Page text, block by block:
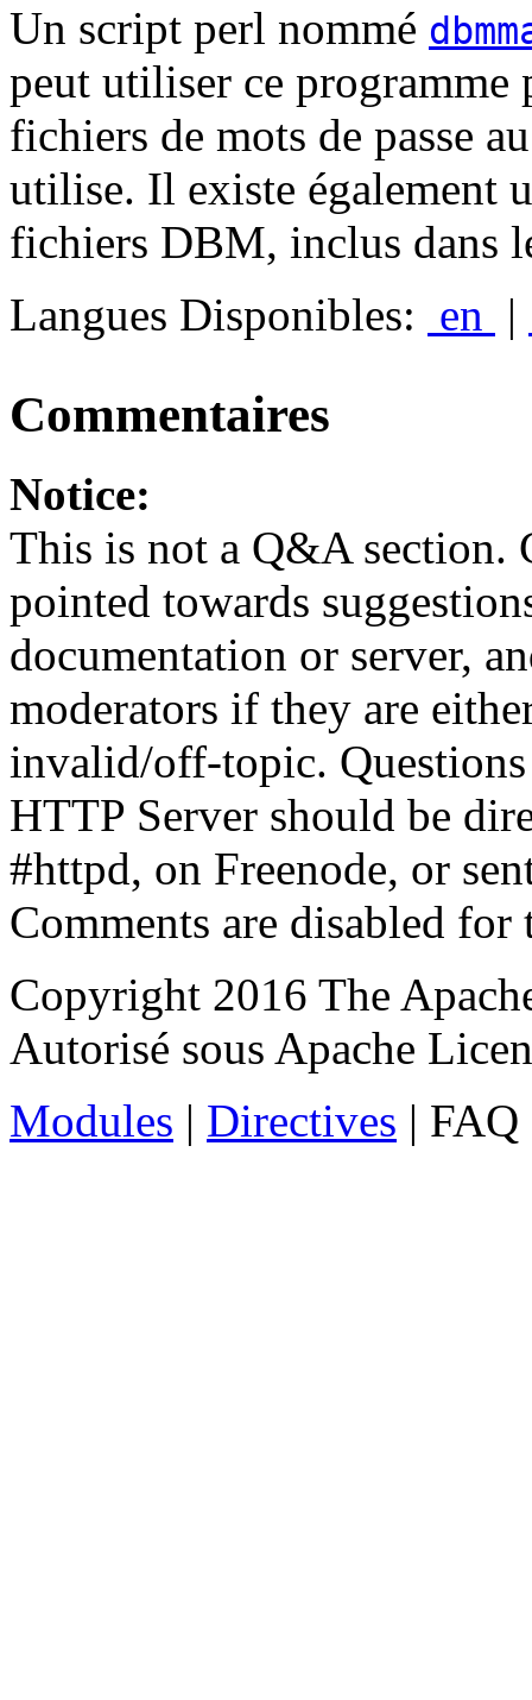
Un script perl nommé
peut utiliser ce programme
fichiers de mots de passe
utilise. Il existe également
fichiers DBM, inclus dans
Langues Disponibles: en |
Commentaires
Notice:
This is not a Q&A section.
pointed towards
documentation or server,
moderators if they are
invalid/off-topic.
HTTP Server should be
#httpd, on Freenode, or
Comments are disabled for
Copyright 2016 The
Autorisé sous Apache
Modules | Directives |